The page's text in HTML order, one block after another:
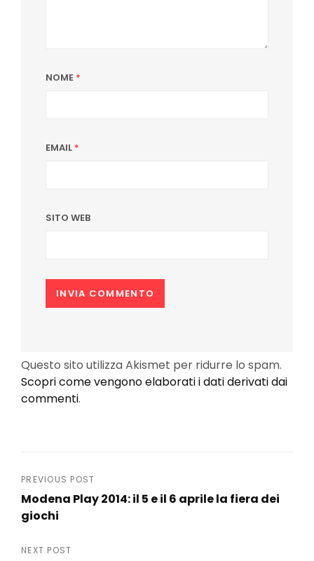
NOME *
EMAIL *
SITO WEB
Questo sito utilizza Akismet per ridurre lo spam.
Scopri come vengono elaborati i dati derivati dai
commenti.
Navigazione
articoli
PREVIOUS POST
Modena Play 2014: il 5 e il 6 aprile la fiera dei
giochi
Post
NEXT POST